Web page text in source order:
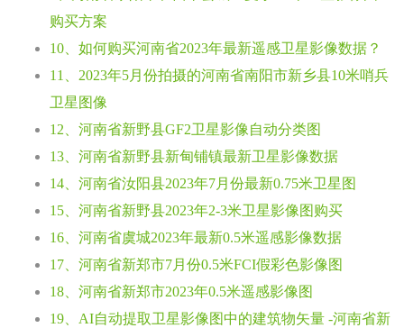
购买方案
10、如何购买河南省2023年最新遥感卫星影像数据？
11、2023年5月份拍摄的河南省南阳市新乡县10米哨兵
卫星图像
12、河南省新野县GF2卫星影像自动分类图
13、河南省新野县新甸铺镇最新卫星影像数据
14、河南省汝阳县2023年7月份最新0.75米卫星图
15、河南省新野县2023年2-3米卫星影像图购买
16、河南省虞城2023年最新0.5米遥感影像数据
17、河南省新郑市7月份0.5米FCI假彩色影像图
18、河南省新郑市2023年0.5米遥感影像图
19、AI自动提取卫星影像图中的建筑物矢量 -河南省新